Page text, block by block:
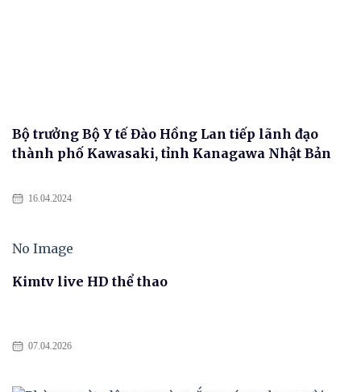
Bộ trưởng Bộ Y tế Đào Hồng Lan tiếp lãnh đạo
thành phố Kawasaki, tỉnh Kanagawa Nhật Bản
16.04.2024
No Image
Kimtv live HD thể thao
07.04.2026